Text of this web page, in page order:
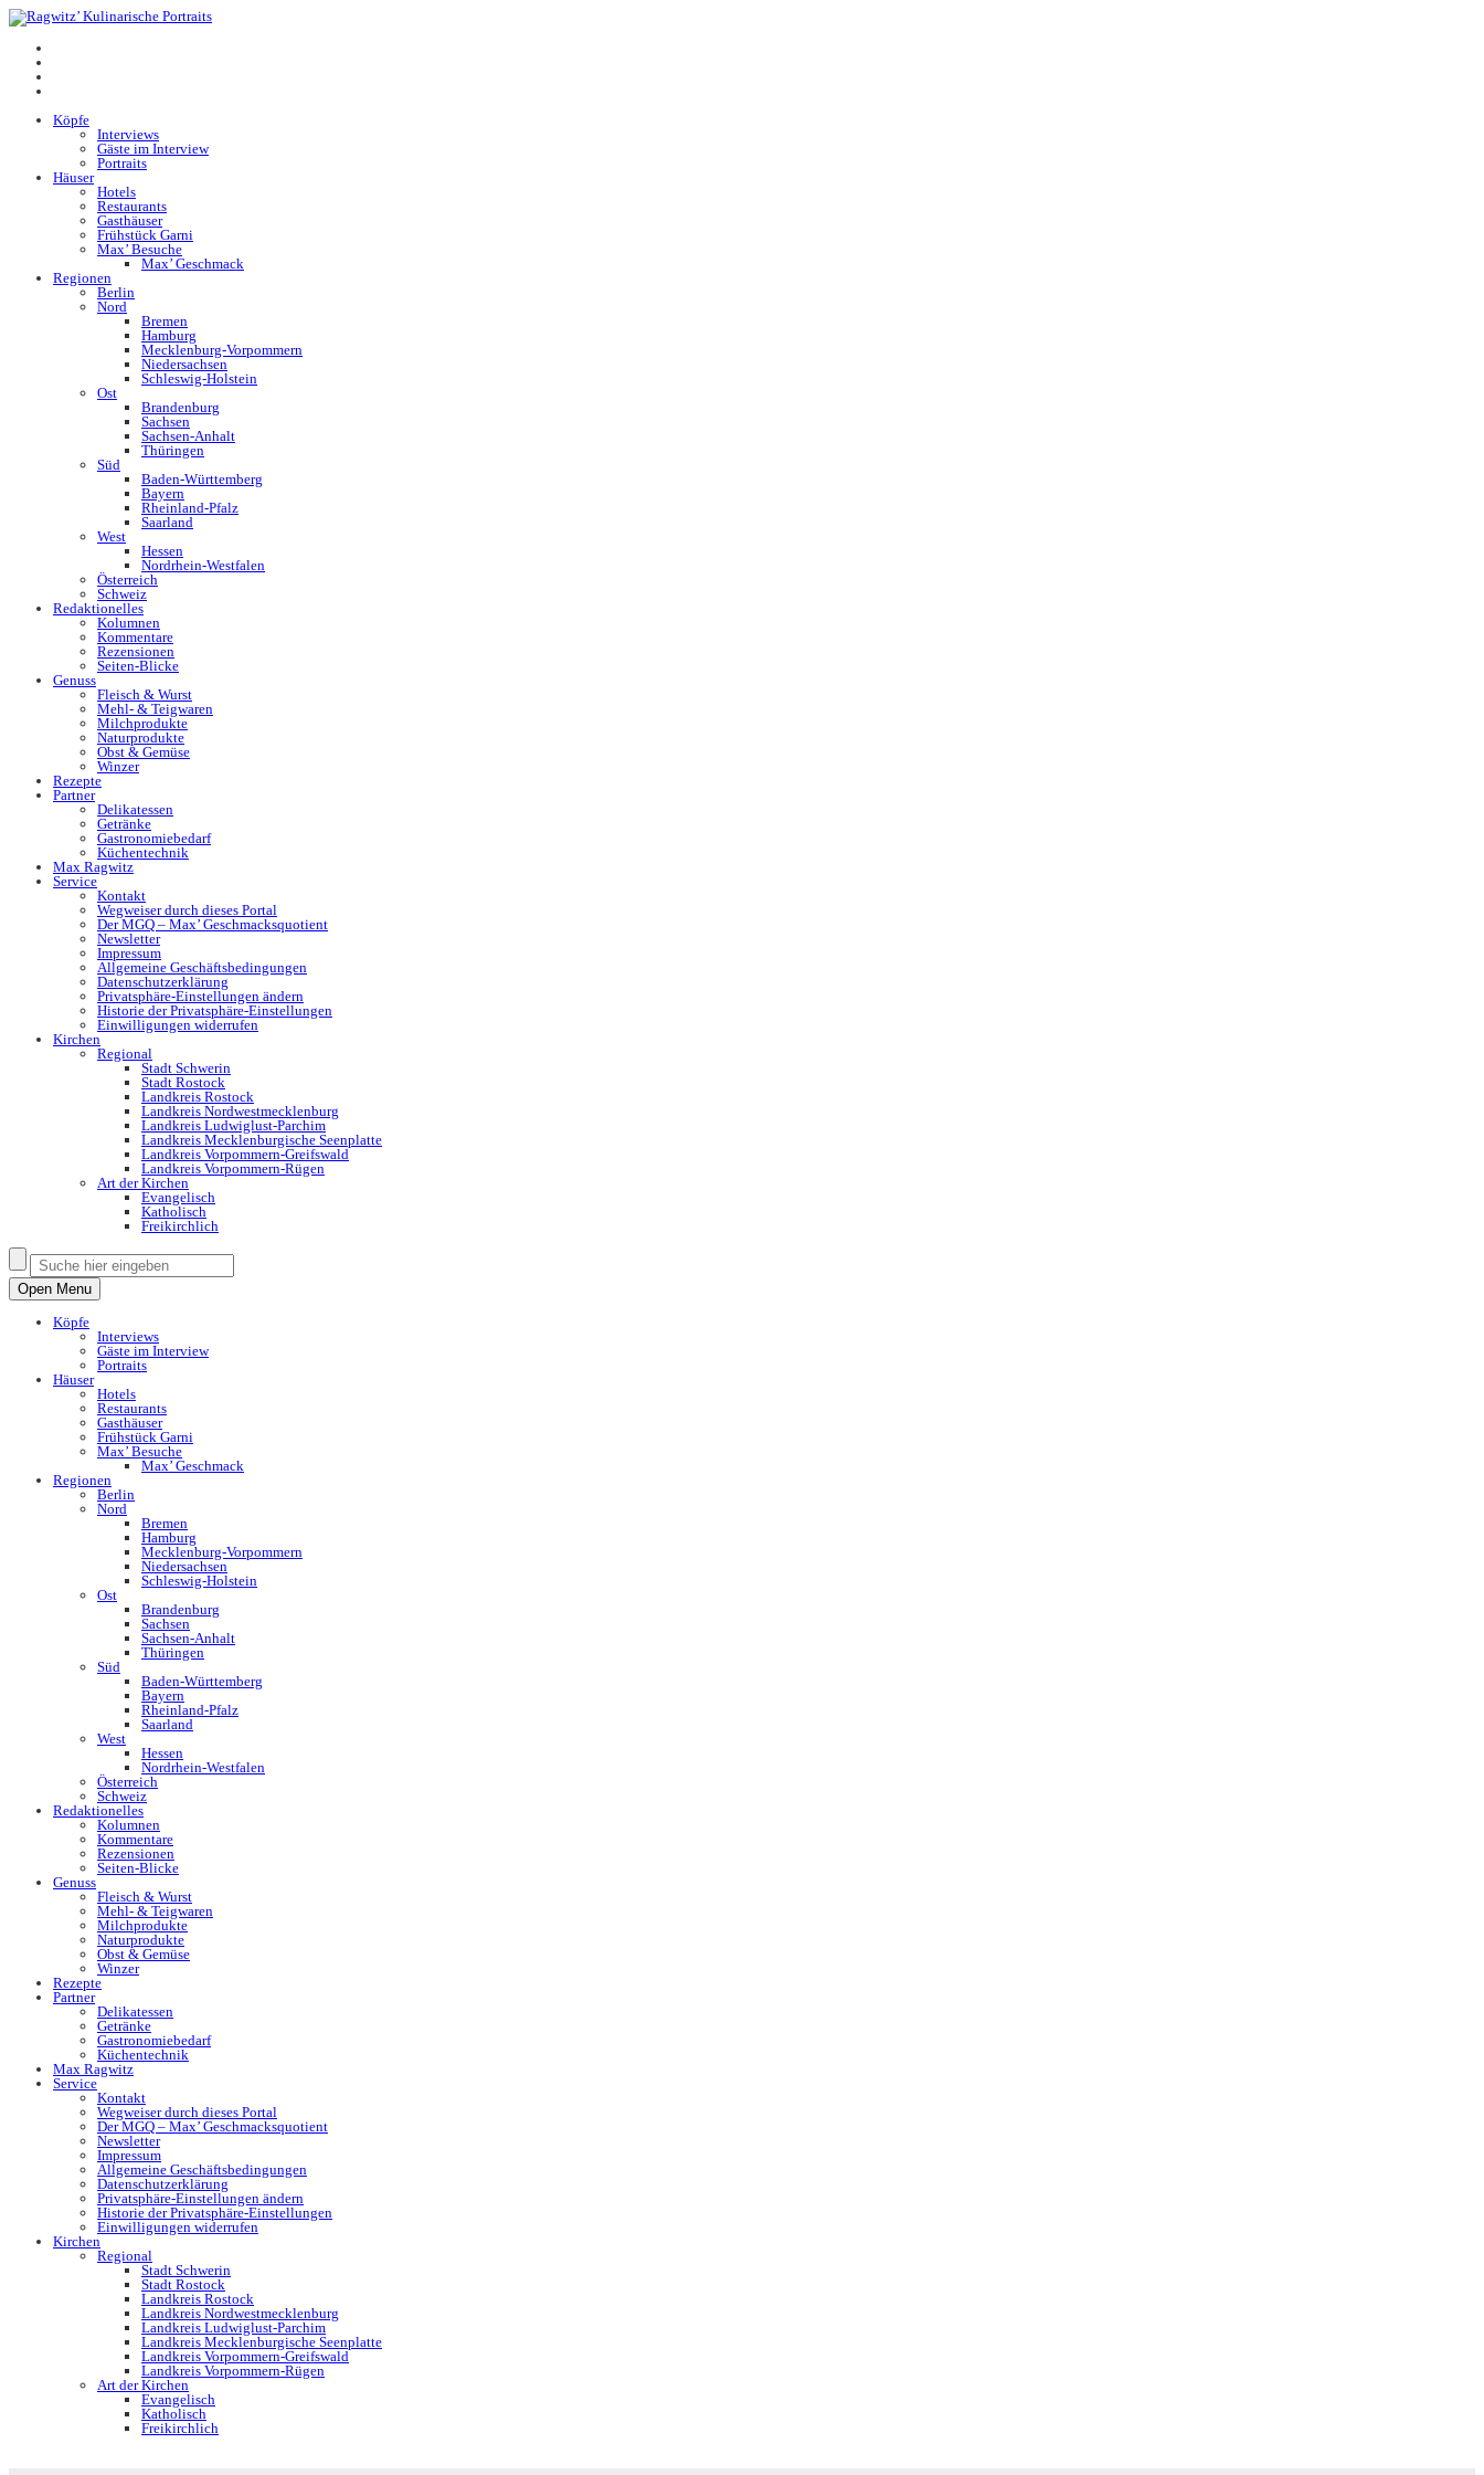
Köpfe
Interviews
Gäste im Interview
Portraits
Häuser
Hotels
Restaurants
Gasthäuser
Frühstück Garni
Max’ Besuche
Max’ Geschmack
Regionen
Berlin
Nord
Bremen
Hamburg
Mecklenburg-Vorpommern
Niedersachsen
Schleswig-Holstein
Ost
Brandenburg
Sachsen
Sachsen-Anhalt
Thüringen
Süd
Baden-Württemberg
Bayern
Rheinland-Pfalz
Saarland
West
Hessen
Nordrhein-Westfalen
Österreich
Schweiz
Redaktionelles
Kolumnen
Kommentare
Rezensionen
Seiten-Blicke
Genuss
Fleisch & Wurst
Mehl- & Teigwaren
Milchprodukte
Naturprodukte
Obst & Gemüse
Winzer
Rezepte
Partner
Delikatessen
Getränke
Gastronomiebedarf
Küchentechnik
Max Ragwitz
Service
Kontakt
Wegweiser durch dieses Portal
Der MGQ – Max’ Geschmacksquotient
Newsletter
Impressum
Allgemeine Geschäftsbedingungen
Datenschutzerklärung
Privatsphäre-Einstellungen ändern
Historie der Privatsphäre-Einstellungen
Einwilligungen widerrufen
Kirchen
Regional
Stadt Schwerin
Stadt Rostock
Landkreis Rostock
Landkreis Nordwestmecklenburg
Landkreis Ludwiglust-Parchim
Landkreis Mecklenburgische Seenplatte
Landkreis Vorpommern-Greifswald
Landkreis Vorpommern-Rügen
Art der Kirchen
Evangelisch
Katholisch
Freikirchlich
Open Menu
Köpfe
Interviews
Gäste im Interview
Portraits
Häuser
Hotels
Restaurants
Gasthäuser
Frühstück Garni
Max’ Besuche
Max’ Geschmack
Regionen
Berlin
Nord
Bremen
Hamburg
Mecklenburg-Vorpommern
Niedersachsen
Schleswig-Holstein
Ost
Brandenburg
Sachsen
Sachsen-Anhalt
Thüringen
Süd
Baden-Württemberg
Bayern
Rheinland-Pfalz
Saarland
West
Hessen
Nordrhein-Westfalen
Österreich
Schweiz
Redaktionelles
Kolumnen
Kommentare
Rezensionen
Seiten-Blicke
Genuss
Fleisch & Wurst
Mehl- & Teigwaren
Milchprodukte
Naturprodukte
Obst & Gemüse
Winzer
Rezepte
Partner
Delikatessen
Getränke
Gastronomiebedarf
Küchentechnik
Max Ragwitz
Service
Kontakt
Wegweiser durch dieses Portal
Der MGQ – Max’ Geschmacksquotient
Newsletter
Impressum
Allgemeine Geschäftsbedingungen
Datenschutzerklärung
Privatsphäre-Einstellungen ändern
Historie der Privatsphäre-Einstellungen
Einwilligungen widerrufen
Kirchen
Regional
Stadt Schwerin
Stadt Rostock
Landkreis Rostock
Landkreis Nordwestmecklenburg
Landkreis Ludwiglust-Parchim
Landkreis Mecklenburgische Seenplatte
Landkreis Vorpommern-Greifswald
Landkreis Vorpommern-Rügen
Art der Kirchen
Evangelisch
Katholisch
Freikirchlich